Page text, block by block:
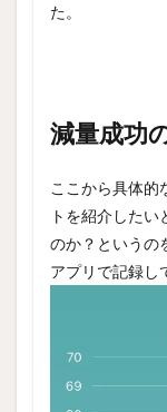
た。
減量成功
ここから具体的
トを紹介した
のか？というの
アプリで記録し